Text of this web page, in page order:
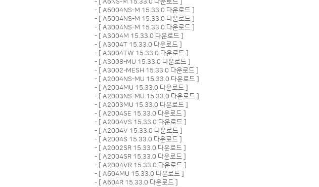
- [ A6NS-M 15.33.0 다운로드]
- [ A6004NS-M 15.33.0 다운로드]
- [ A5004NS-M 15.33.0 다운로드]
- [ A3004NS-M 15.33.0 다운로드]
- [ A3004M 15.33.0 다운로드]
- [ A3004T 15.33.0 다운로드]
- [ A3004TW 15.33.0 다운로드]
- [ A3008-MU 15.33.0 다운로드]
- [ A3002-MESH 15.33.0 다운로드]
- [ A2004NS-MU 15.33.0 다운로드]
- [ A2004MU 15.33.0 다운로드]
- [ A2003NS-MU 15.33.0 다운로드]
- [ A2003MU 15.33.0 다운로드]
- [ A2004SE 15.33.0 다운로드]
- [ A2004VS 15.33.0 다운로드]
- [ A2004V 15.33.0 다운로드]
- [ A2004S 15.33.0 다운로드]
- [ A2002SR 15.33.0 다운로드]
- [ A2004SR 15.33.0 다운로드]
- [ A2004VR 15.33.0 다운로드]
- [ A604MU 15.33.0 다운로드]
- [ A604R 15.33.0 다운로드]